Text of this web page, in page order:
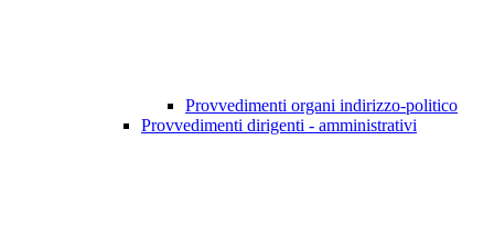
Provvedimenti organi indirizzo-politico
Provvedimenti dirigenti - amministrativi